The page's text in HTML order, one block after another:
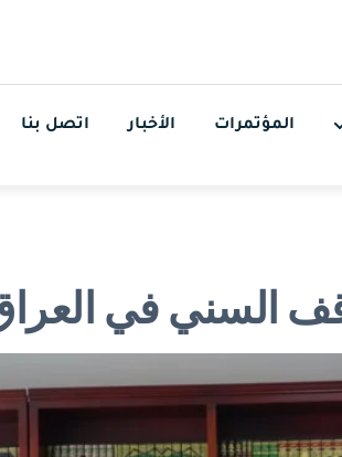
المؤتمرات الأخبار اتصل بنا
السني في